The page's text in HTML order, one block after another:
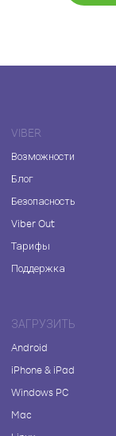
VIBER
Возможности
Блог
Безопасность
Viber Out
Тарифы
Поддержка
ЗАГРУЗИТЬ
Android
iPhone & iPad
Windows PC
Mac